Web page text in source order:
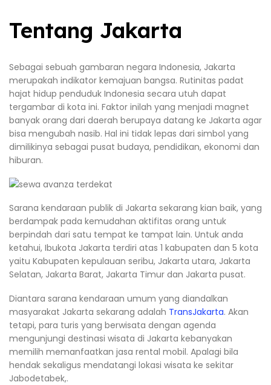
Tentang Jakarta
Sebagai sebuah gambaran negara Indonesia, Jakarta
merupakah indikator kemajuan bangsa. Rutinitas padat
hajat hidup penduduk Indonesia secara utuh dapat
tergambar di kota ini. Faktor inilah yang menjadi magnet
banyak orang dari daerah berupaya datang ke Jakarta agar
bisa mengubah nasib. Hal ini tidak lepas dari simbol yang
dimilikinya sebagai pusat budaya, pendidikan, ekonomi dan
hiburan.
Sarana kendaraan publik di Jakarta sekarang kian baik, yang
berdampak pada kemudahan aktifitas orang untuk
berpindah dari satu tempat ke tampat lain. Untuk anda
ketahui, Ibukota Jakarta terdiri atas 1 kabupaten dan 5 kota
yaitu Kabupaten kepulauan seribu, Jakarta utara, Jakarta
Selatan, Jakarta Barat, Jakarta Timur dan Jakarta pusat.
Diantara sarana kendaraan umum yang diandalkan
masyarakat Jakarta sekarang adalah TransJakarta. Akan
tetapi, para turis yang berwisata dengan agenda
mengunjungi destinasi wisata di Jakarta kebanyakan
memilih memanfaatkan jasa rental mobil. Apalagi bila
hendak sekaligus mendatangi lokasi wisata ke sekitar
Jabodetabek,.